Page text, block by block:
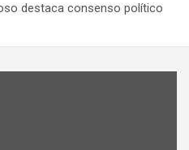
destaca consenso político